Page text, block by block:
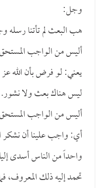
وجل:
هب البعث لم تأتنا رسله
أليس من الواجب المستحق
يعني: لو فرض بأن الله
ليس هناك بعث ولا نشور.
أليس من الواجب المستحق
أي: واجب علينا أن نشكر
واحداً من الناس أسدى
تحمد إليه ذلك المعروف،